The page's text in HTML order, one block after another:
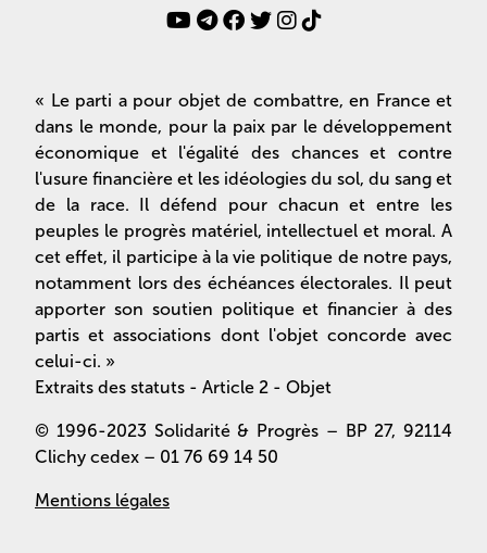
« Le parti a pour objet de combattre, en France et
dans le monde, pour la paix par le développement
économique et l'égalité des chances et contre
l'usure financière et les idéologies du sol, du sang et
de la race. Il défend pour chacun et entre les
peuples le progrès matériel, intellectuel et moral. A
cet effet, il participe à la vie politique de notre pays,
notamment lors des échéances électorales. Il peut
apporter son soutien politique et financier à des
partis et associations dont l'objet concorde avec
celui-ci. »
Extraits des statuts - Article 2 - Objet
© 1996-2023 Solidarité & Progrès – BP 27, 92114
Clichy cedex – 01 76 69 14 50
Mentions légales